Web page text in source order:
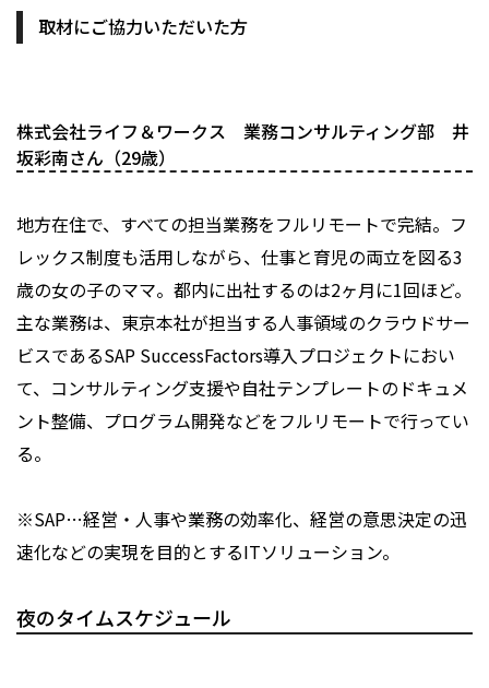
取材にご協力いただいた方
株式会社ライフ＆ワークス 業務コンサルティング部 井
坂彩南さん（29歳）
地方在住で、すべての担当業務をフルリモートで完結。フ
レックス制度も活用しながら、仕事と育児の両立を図る3
歳の女の子のママ。都内に出社するのは2ヶ月に1回ほど。
主な業務は、東京本社が担当する人事領域のクラウドサー
ビスであるSAP SuccessFactors導入プロジェクトにおい
て、コンサルティング支援や自社テンプレートのドキュメ
ント整備、プログラム開発などをフルリモートで行ってい
る。
※SAP…経営・人事や業務の効率化、経営の意思決定の迅
速化などの実現を目的とするITソリューション。
夜のタイムスケジュール